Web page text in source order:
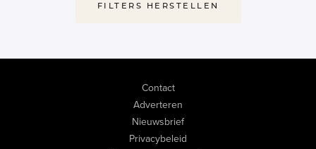
FILTERS HERSTELLEN
Contact
Adverteren
Nieuwsbrief
Privacybeleid